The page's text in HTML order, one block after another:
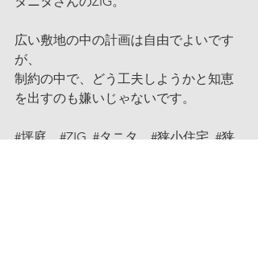
広い敷地の中の計画は自由でよいです
が、
制約の中で、どう工夫しようかと知恵
を出すのも嫌いじゃないです。
#坪庭 #ZIG #タニタ #狭小住宅 #狭